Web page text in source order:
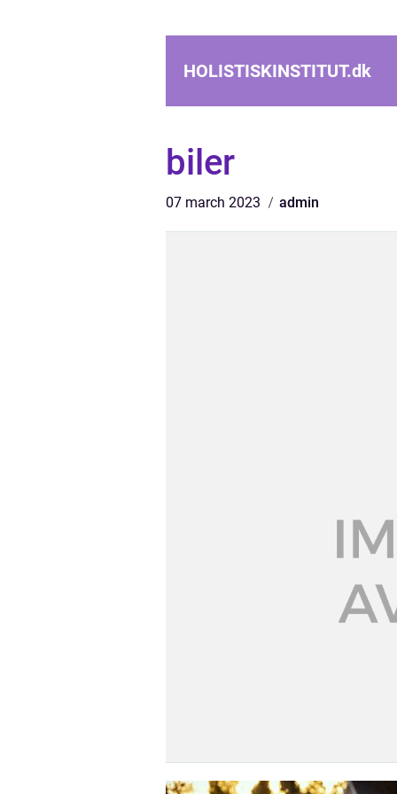
HOLISTISKINSTITUT.dk
biler
07 march 2023 admin